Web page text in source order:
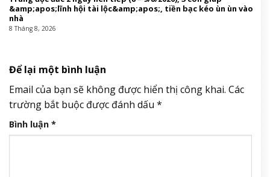
&amp;apos;lĩnh hội tài lộc&amp;apos;, tiền bạc kéo ùn ùn vào
nhà
8 Tháng 8, 2026
Để lại một bình luận
Email của bạn sẽ không được hiển thị công khai. Các
trường bắt buộc được đánh dấu *
Bình luận *